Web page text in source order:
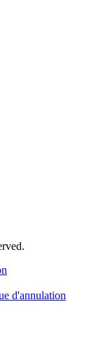
d'annulation